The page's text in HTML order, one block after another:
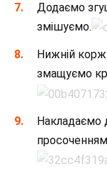
Додаємо
змішуємо.
Нижній
змащуємо
Накладаємо